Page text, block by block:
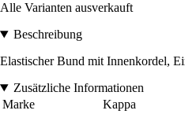
Alle Varianten ausverkauft
Beschreibung
Elastischer Bund mit Innenkordel,
Zusätzliche Informationen
Marke
Kappa